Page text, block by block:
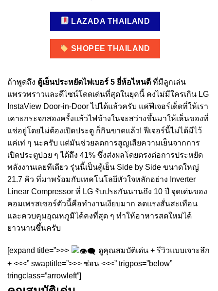
LAZADA THAILAND
SHOPEE THAILAND
ถ้าพูดถึง ตู้เย็นประหยัดไฟเบอร์ 5 ยี่ห้อไหนดี ที่มีลูกเล่น
แพรวพราวและดีไซน์โดดเด่นที่สุดในยุคนี้ คงไม่มีใครเกิน LG
InstaView Door-in-Door ไปได้แล้วครับ แค่ฟีเจอร์เด็ดที่ให้เรา
เคาะกระจกสองครั้งแล้วไฟข้างในจะสว่างขึ้นมาให้เห็นของที่
แช่อยู่โดยไม่ต้องเปิดประตู ก็กินขาดแล้ว! ฟีเจอร์นี้ไม่ได้มีไว้
แค่เท่ ๆ นะครับ แต่มันช่วยลดการสูญเสียความเย็นจากการ
เปิดประตูบ่อย ๆ ได้ถึง 41% ซึ่งส่งผลโดยตรงต่อการประหยัด
พลังงานเลยทีเดียว รุ่นนี้เป็นตู้เย็น Side by Side ขนาดใหญ่
21.7 คิว ที่มาพร้อมกับเทคโนโลยีหัวใจหลักอย่าง Inverter
Linear Compressor ที่ LG รับประกันนานถึง 10 ปี จุดเด่นของ
คอมเพรสเซอร์ตัวนี้คือทำงานเงียบมาก ลดแรงสั่นสะเทือน
และควบคุมอุณหภูมิได้คงที่สุด ๆ ทำให้อาหารสดใหม่ได้
ยาวนานขึ้นครับ
[expand title=”>>>
ดูคุณสมบัติเด่น + รีวิวแบบเจาะลึก
+ <<<” swaptitle=”>>> ซ่อน <<<” trigpos=”below”
tringclass=”arrowleft”]